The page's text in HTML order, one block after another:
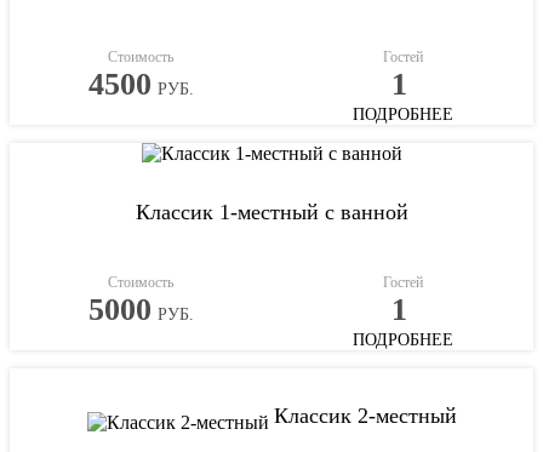
Стоимость
4500 РУБ.
Гостей
1
ПОДРОБНЕЕ
Классик 1-местный с ванной
Стоимость
5000 РУБ.
Гостей
1
ПОДРОБНЕЕ
Классик 2-местный